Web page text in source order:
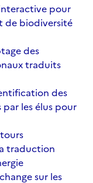
pour
de biodiversité
des
traduits
des
les élus pour
traduction
sur les